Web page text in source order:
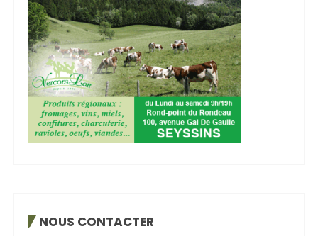
NOUS CONTACTER